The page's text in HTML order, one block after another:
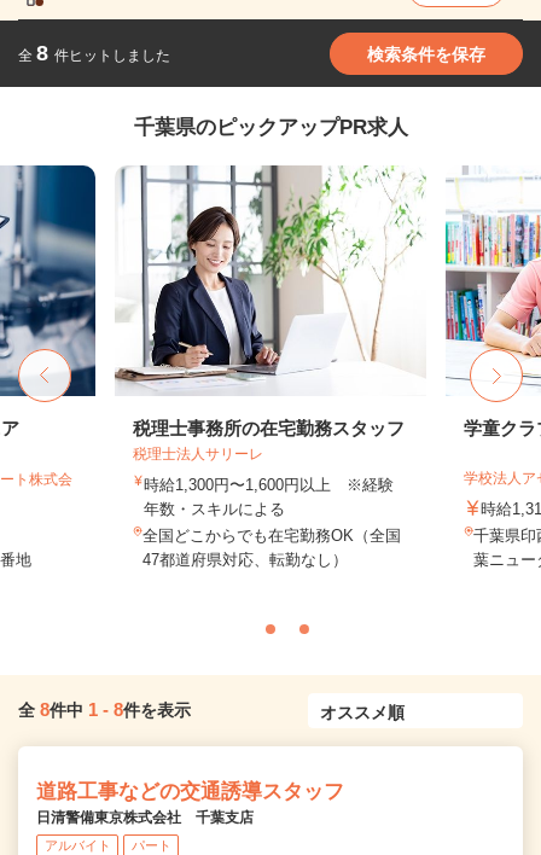
全 8 件ヒットしました 検索条件を保存
千葉県のピックアップPR求人
ト株式会
地
税理士事務所の在宅勤務スタッフ
税理士法人サリーレ
時給1,300円〜1,600円以上 ※経験
年数・スキルによる
全国どこからでも在宅勤務OK（全国
47都道府県対応、転勤なし）
学童クラ
学校法人
時給
千葉県印
葉ニュー
全 8件中 1 - 8件を表示
道路工事などの交通誘導スタッフ
日清警備東京株式会社 千葉支店
アルバイト パート